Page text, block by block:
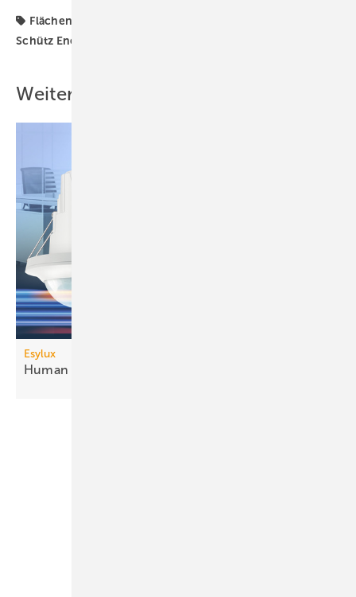
Flächenheizung
Schütz Energy Systems
Weitere Inhalte
Esylux
Human Centric Lighting mit